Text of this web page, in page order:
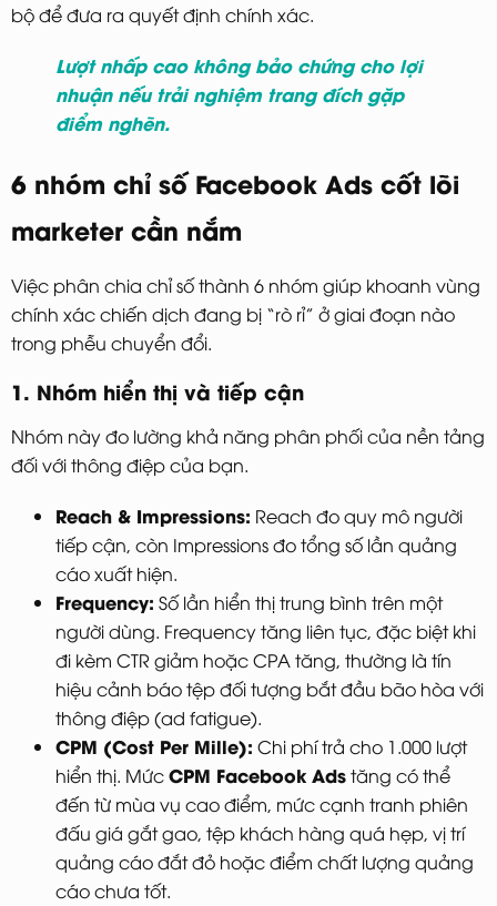
bộ để đưa ra quyết định chính xác.
Lượt nhấp cao không bảo chứng cho lợi
nhuận nếu trải nghiệm trang đích gặp
điểm nghẽn.
6 nhóm chỉ số Facebook Ads cốt lõi
marketer cần nắm
Việc phân chia chỉ số thành 6 nhóm giúp khoanh vùng
chính xác chiến dịch đang bị “rò rỉ” ở giai đoạn nào
trong phễu chuyển đổi.
1. Nhóm hiển thị và tiếp cận
Nhóm này đo lường khả năng phân phối của nền tảng
đối với thông điệp của bạn.
Reach & Impressions: Reach đo quy mô người
tiếp cận, còn Impressions đo tổng số lần quảng
cáo xuất hiện.
Frequency: Số lần hiển thị trung bình trên một
người dùng. Frequency tăng liên tục, đặc biệt khi
đi kèm CTR giảm hoặc CPA tăng, thường là tín
hiệu cảnh báo tệp đối tượng bắt đầu bão hòa với
thông điệp (ad fatigue).
CPM (Cost Per Mille): Chi phí trả cho 1.000 lượt
hiển thị. MứcCPM Facebook Adstăng có thể
đến từ mùa vụ cao điểm, mức cạnh tranh phiên
đấu giá gắt gao, tệp khách hàng quá hẹp, vị trí
quảng cáo đắt đỏ hoặc điểm chất lượng quảng
cáo chưa tốt.